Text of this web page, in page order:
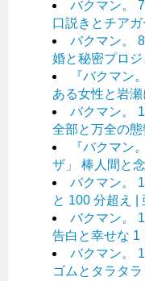
バクマン。
口説きとチア
バクマン。
婚と秘密プロ
『バクマン
ある女性と岩
バクマン。
全部と万全の
『バクマン
ザ」 棒人間と
バクマン。
と 100 分超え |
バクマン。
告白と幸せな 1
バクマン。
ゴムとタラタ